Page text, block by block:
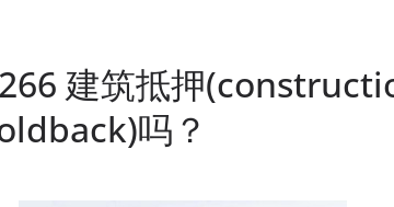
建筑抵押
吗？